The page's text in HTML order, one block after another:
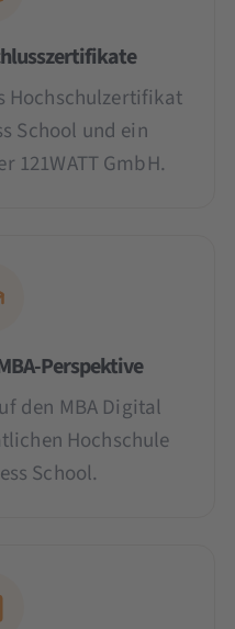
Hochschulzertifikat
School und ein
121WATT GmbH.
Perspektive
den MBA Digital
Hochschule
School.